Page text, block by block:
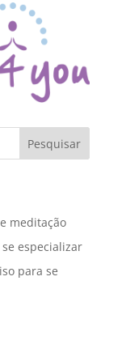
Pesquisar
meditação
especializar
para se